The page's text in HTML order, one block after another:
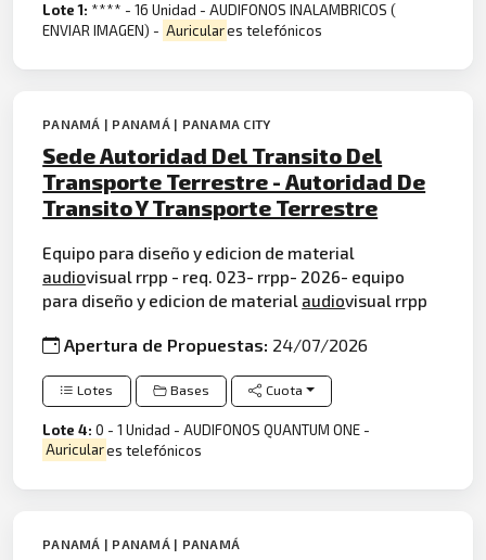
Lote 1: **** - 16 Unidad - AUDIFONOS INALAMBRICOS (
ENVIAR IMAGEN) - Auriculares telefónicos
PANAMÁ | PANAMÁ | PANAMA CITY
Sede Autoridad Del Transito Del
Transporte Terrestre - Autoridad De
Transito Y Transporte Terrestre
Equipo para diseño y edicion de material
audiovisual rrpp - req. 023- rrpp- 2026- equipo
para diseño y edicion de material audiovisual rrpp
Apertura de Propuestas: 24/07/2026
Lotes Bases Cuota
Lote 4:0 - 1 Unidad - AUDIFONOS QUANTUM ONE -
Auriculares telefónicos
PANAMÁ | PANAMÁ | PANAMÁ